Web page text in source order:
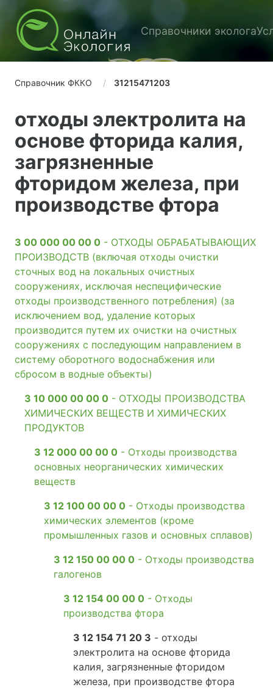
Справочники эколога
Справочник ФККО 31215471203
отходы электролита на
основе фторида калия,
загрязненные
фторидом железа, при
производстве фтора
3 00 000 00 00 0 - ОТХОДЫ ОБРАБАТЫВАЮЩИХ
ПРОИЗВОДСТВ (включая отходы очистки
сточных вод на локальных очистных
сооружениях, исключая неспецифические
отходы производственного потребления) (за
исключением вод, удаление которых
производится путем их очистки на очистных
сооружениях с последующим направлением в
систему оборотного водоснабжения или
сбросом в водные объекты)
3 10 000 00 00 0 - ОТХОДЫ ПРОИЗВОДСТВА
ХИМИЧЕСКИХ ВЕЩЕСТВ И ХИМИЧЕСКИХ
ПРОДУКТОВ
3 12 000 00 00 0 - Отходы производства
основных неорганических химических
веществ
3 12 100 00 00 0 - Отходы производства
химических элементов (кроме
промышленных газов и основных сплавов)
3 12 150 00 00 0 - Отходы производства
галогенов
3 12 154 00 00 0 - Отходы
производства фтора
3 12 154 71 20 3 - отходы
электролита на основе фторида
калия, загрязненные фторидом
железа, при производстве фтора